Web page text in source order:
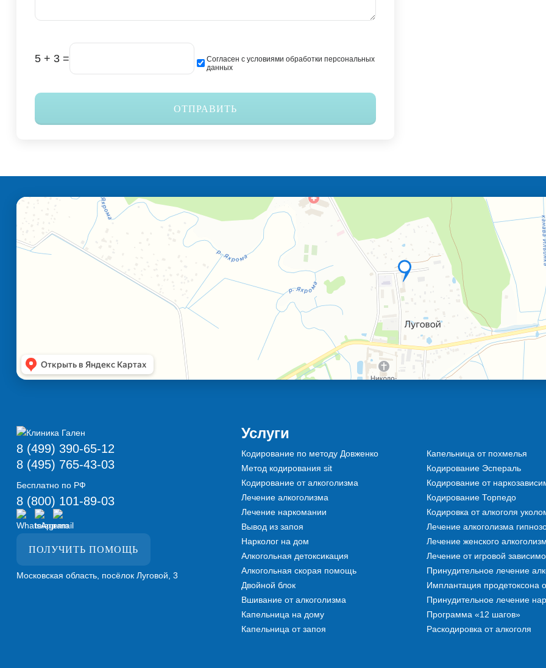
5 + 3 =
Согласен с условиями обработки персональных
данных
ОТПРАВИТЬ
8 (499) 390-65-12
8 (495) 765-43-03
Бесплатно по РФ
8 (800) 101-89-03
ПОЛУЧИТЬ ПОМОЩЬ
Московская область, посёлок Луговой, 3
Услуги
Кодирование по методу Довженко
Метод кодирования sit
Кодирование от алкоголизма
Лечение алкоголизма
Лечение наркомании
Вывод из запоя
Нарколог на дом
Алкогольная детоксикация
Алкогольная скорая помощь
Двойной блок
Вшивание от алкоголизма
Капельница на дому
Капельница от запоя
Капельница от похмелья
Кодирование Эспераль
Кодирование от
Кодирование Торпедо
Кодировка от алкоголя
Лечение алкоголизма
Лечение женского
Лечение от игровой
Принудительное лечение
Имплантация продетоксона
Принудительное лечение
Программа «12 шагов»
Раскодировка от алкоголя